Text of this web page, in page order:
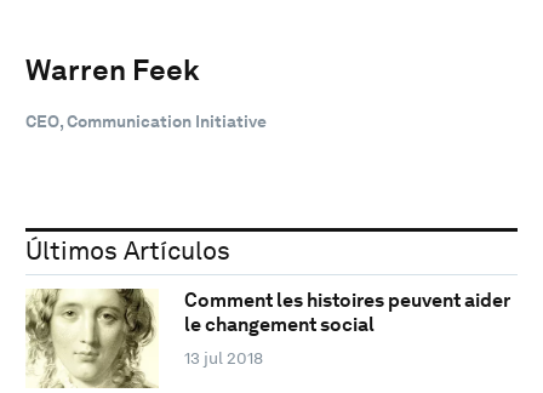
Warren Feek
CEO, Communication Initiative
Últimos Artículos
Comment les histoires peuvent aider
le changement social
13 jul 2018